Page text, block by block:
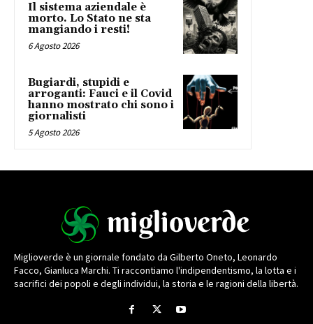
Il sistema aziendale è
morto. Lo Stato ne sta
mangiando i resti!
6 Agosto 2026
Bugiardi, stupidi e
arroganti: Fauci e il Covid
hanno mostrato chi sono i
giornalisti
5 Agosto 2026
Miglioverde è un giornale fondato da Gilberto Oneto, Leonardo
Facco, Gianluca Marchi. Ti raccontiamo l'indipendentismo, la lotta e i
sacrifici dei popoli e degli individui, la storia e le ragioni della libertà.